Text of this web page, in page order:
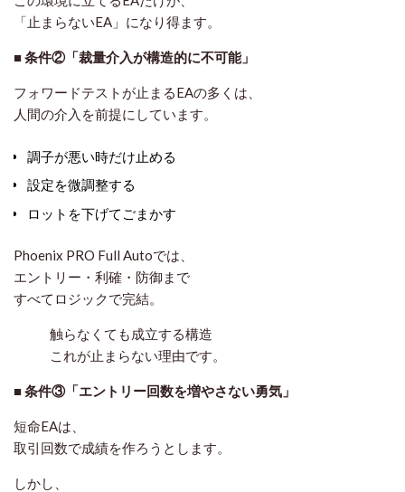
「止まらないEA」になり得ます。
■ 条件②「裁量介入が構造的に不可能」
フォワードテストが止まるEAの多くは、
人間の介入を前提にしています。
調子が悪い時だけ止める
設定を微調整する
ロットを下げてごまかす
Phoenix PRO Full Autoでは、
エントリー・利確・防御まで
すべてロジックで完結。
触らなくても成立する構造
これが止まらない理由です。
■ 条件③「エントリー回数を増やさない勇気」
短命EAは、
取引回数で成績を作ろうとします。
しかし、